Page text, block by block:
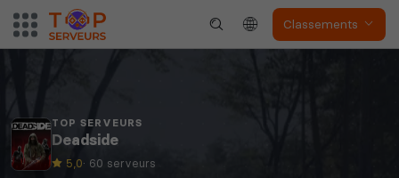
Classements
TOP SERVEURS
Deadside
5,0· 60 serveurs